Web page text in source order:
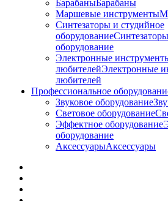
БарабаныБарабаны
Маршевые инструменты
Синтезаторы и студийное
оборудование
оборудование
Электронные
любителейЭлектронные
любителей
Профессиональное
Звуковое оборудование
Световое оборудование
Эффектное оборудование
оборудование
АксессуарыАксессуары